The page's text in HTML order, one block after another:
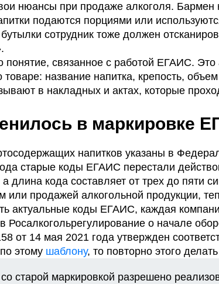
нюансы при продаже алкоголя. Бармен
подаются порциями или
сотрудник тоже должен
понятие, связанное с работой ЕГАИС.
название напитка, крепость,
в накладных и актах, которые
в маркировке
напитков указаны в
старые коды ЕГАИС перестали
длина кода составляет от трех до пяти
или продажей алкогольной продукции,
актуальные коды ЕГАИС, каждая
Росалкогольрегулирование о начале
от 14 мая 2021 года утвержден
этому шаблону, то повторно этого
старой маркировкой разрешено